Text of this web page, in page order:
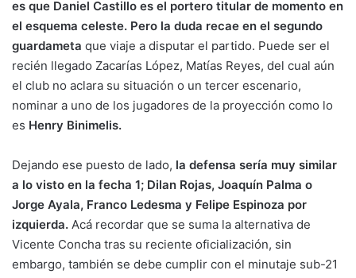
es que Daniel Castillo es el portero titular de momento en
el esquema celeste. Pero la duda recae en el segundo
guardameta que viaje a disputar el partido. Puede ser el
recién llegado Zacarías López, Matías Reyes, del cual aún
el club no aclara su situación o un tercer escenario,
nominar a uno de los jugadores de la proyección como lo
es Henry Binimelis.
Dejando ese puesto de lado, la defensa sería muy similar
a lo visto en la fecha 1; Dilan Rojas, Joaquín Palma o
Jorge Ayala, Franco Ledesma y Felipe Espinoza por
izquierda. Acá recordar que se suma la alternativa de
Vicente Concha tras su reciente oficialización, sin
embargo, también se debe cumplir con el minutaje sub-21